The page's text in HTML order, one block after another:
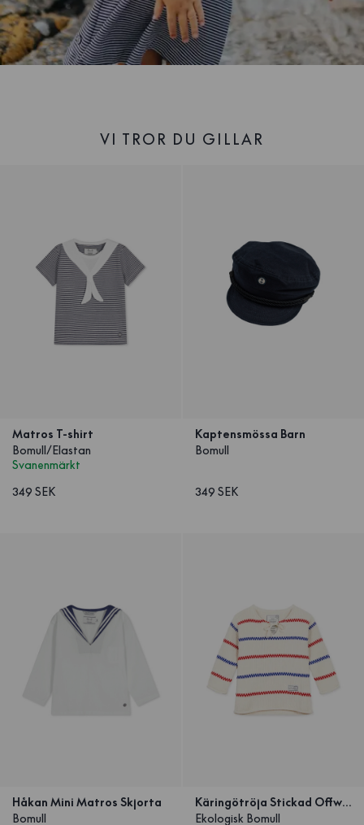
VI TROR DU GILLAR
Matros T-shirt
Bomull/Elastan
Svanenmärkt
349 SEK
Kaptensmössa Barn
Bomull
349 SEK
Håkan Mini Matros Skjorta
Bomull
Käringötröja Stickad Offwhite Barn
Ekologisk Bomull